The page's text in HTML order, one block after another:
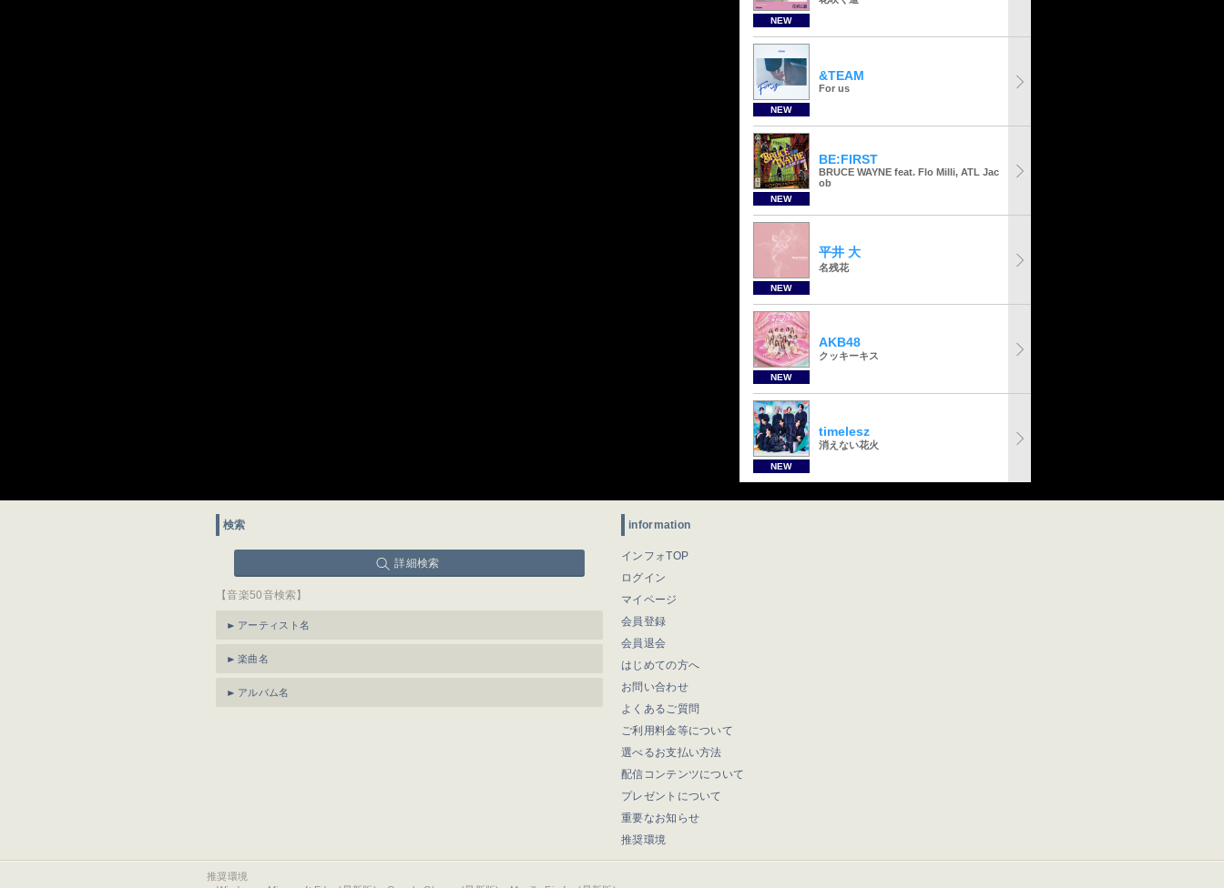
NEW
NEW
&TEAM
For us
NEW
BE:FIRST
BRUCE WAYNE feat. Flo Milli, ATL Jac
ob
NEW
平井 大
名残花
NEW
AKB48
クッキーキス
NEW
timelesz
消えない花火
検索
詳細検索
【音楽50音検索】
アーティスト名
楽曲名
アルバム名
information
インフォTOP
ログイン
マイページ
会員登録
会員退会
はじめての方へ
お問い合わせ
よくあるご質問
ご利用料金等について
選べるお支払い方法
配信コンテンツについて
プレゼントについて
重要なお知らせ
推奨環境
推奨環境